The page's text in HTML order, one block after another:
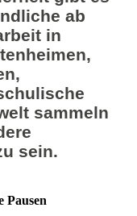
ab
in
sammeln
sein.
Pausen